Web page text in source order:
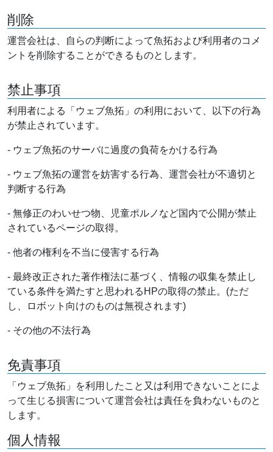
削除
運営会社は、自らの判断によって魚拓および利用者のコメ
ントを削除することができるものとします。
禁止事項
利用者による「ウェブ魚拓」の利用において、以下の行為
が禁止されています。
- ウェブ魚拓のサーバに過度の負荷をかける行為
- ウェブ魚拓の運営を妨害する行為、運営会社が不適切と
判断する行為
- 無修正のわいせつ物、児童ポルノなど国内で公開が禁止
されているページの取得。
- 他者の権利を不当に侵害する行為
- 最終改正された著作権法に基づく、情報の収集を禁止し
ている条件を満たすと思われるHPの取得の禁止。(ただ
し、ロボット向けのものは無視されます)
- その他の不法行為
免責事項
「ウェブ魚拓」を利用したこと又は利用できないことによ
って生じる損害について運営会社は責任を負わないものと
します。
個人情報